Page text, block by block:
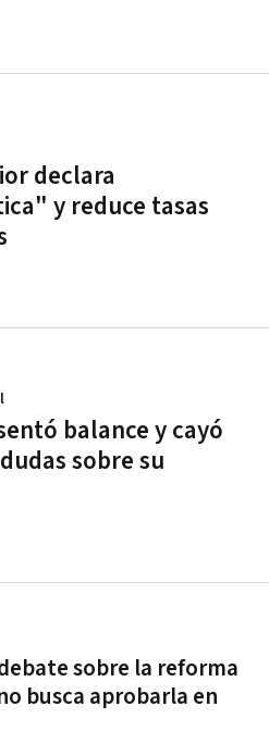
declara
y reduce tasas
balance y cayó
sobre su
sobre la reforma
busca aprobarla en